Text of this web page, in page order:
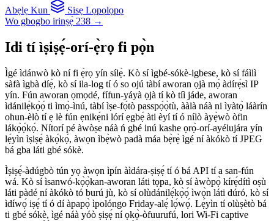
Abẹlẹ Kun
Sisẹ Lọpọlọpọ
Wo gbogbo irinṣẹ́ 238 →
Idi tí ìṣiṣẹ́-orí-ẹ̀rọ fi pọ̀n
Ìgé ìdánwò kò ní fi ẹ̀rọ yín sílẹ̀. Kò sí ìgbé-sókè-igbese, kò sí fáìlì
sàfà ìgbà díẹ̀, kò sí ila-log tí ó so ojú tàbí aworan ọjà mọ́ àdírẹ́sì IP
yín. Fún aworan ọmọdé, fífun-yáyà ọjà tí kò tíì jáde, aworan
ìdánilẹ́kọ̀ọ́ ti ìmọ̀-ìnú, tàbí ìṣe-fọ́tò passpọ́ọ̀tù, ààlà náà ni ìyàtọ̀ láàrín
ohun-èlò tí ẹ lè fún ẹnikẹ́ni lórí ẹgbẹ́ àti èyí tí ó nílò àyẹ̀wò òfin
lákọ̀ọ́kọ́. Nítorí pé àwòṣe náà ń gbé inú kashe ọrọ̀-orí-ayélujára yín
lẹ́yìn ìṣiṣẹ́ àkọ́kọ́, àwọn ìbẹ̀wò padà máa bẹ̀rẹ̀ ìgé ní àkókò tí JPEG
bá gba láti gbé sókè.
Ìṣiṣẹ́-àdúgbò tún yọ àwọn ìpín àìdára-ṣiṣẹ́ tí ó bá API tí a san-fún
wá. Kò sí ìsanwó-kọ̀ọ̀kan-aworan láti tọpa, kò sí àwòpọ̀ kírẹ́dítì oṣù
láti pàdé ní àkókò tó burú jù, kò sí olùdánilẹ́kọ̀ọ́ ìwọ̀n láti dúró, kò sí
ìdíwọ́ iṣẹ́ tí ó dí àpapọ̀ ìpolóngo Friday-alẹ́ lọ́wọ́. Lẹ́yìn tí olùṣètò bá
ti gbé sókè, ìgé náà yóò ṣiṣẹ́ ní ọkọ̀-òfuurufú, lori Wi-Fi captive